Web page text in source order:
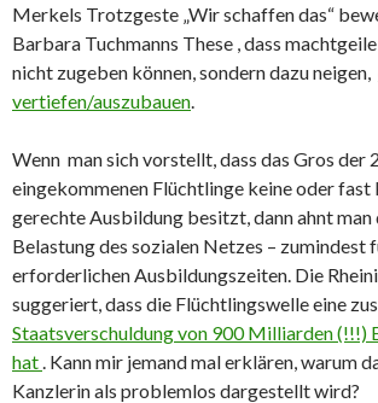
Merkels Trotzgeste „Wir schaffen das“
Barbara Tuchmanns These , dass
nicht zugeben können, sondern dazu neigen,
vertiefen/auszubauen.
Wenn man sich vorstellt, dass das Gros der
eingekommenen Flüchtlinge keine oder fast
gerechte Ausbildung besitzt, dann ahnt man
Belastung des sozialen Netzes – zumindest
erforderlichen Ausbildungszeiten. Die
suggeriert, dass die Flüchtlingswelle eine
Staatsverschuldung von 900 Milliarden (!!!)
hat. Kann mir jemand mal erklären, warum
Kanzlerin als problemlos dargestellt wird?